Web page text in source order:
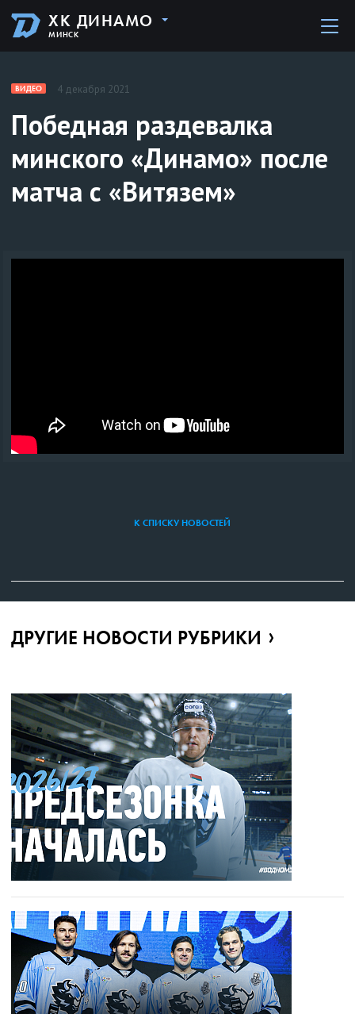
ХК ДИНАМО
МИНСК
ВИДЕО 4 декабря 2021
Победная раздевалка
минского «Динамо» после
матча с «Витязем»
К СПИСКУ НОВОСТЕЙ
ДРУГИЕ НОВОСТИ РУБРИКИ